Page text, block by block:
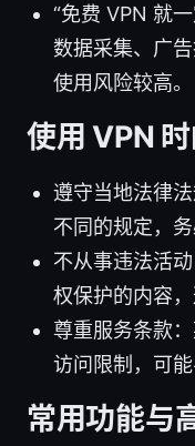
“免费 VPN 就
数据采集、广
使用风险较高。
使用 VPN
遵守当地法律
不同的规定，
不从事违法活
权保护的内容，
尊重服务条款
访问限制，可能
常用功能与